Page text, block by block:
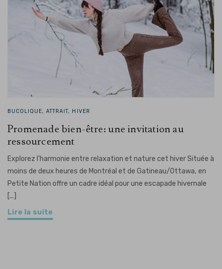
BUCOLIQUE, ATTRAIT, HIVER
Promenade bien-être: une invitation au
ressourcement
Explorez l’harmonie entre relaxation et nature cet hiver Située à
moins de deux heures de Montréal et de Gatineau/Ottawa, en
Petite Nation offre un cadre idéal pour une escapade hivernale
[...]
Lire la suite